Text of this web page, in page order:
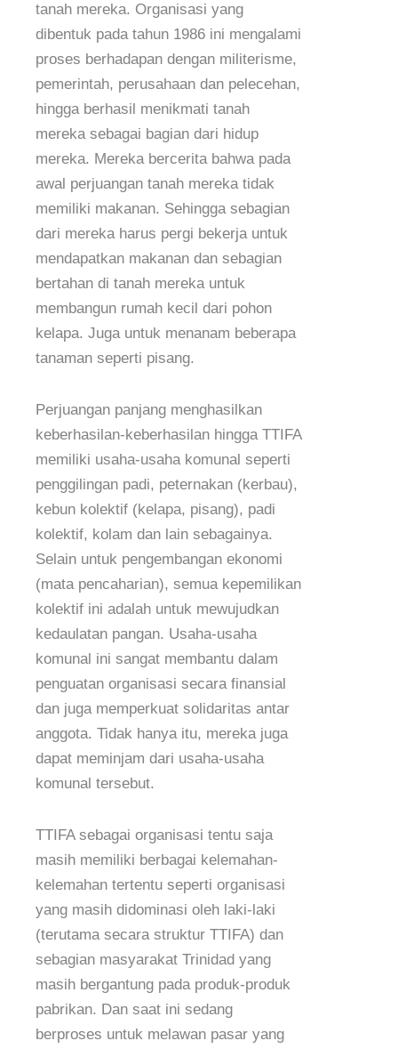
tanah mereka. Organisasi yang
dibentuk pada tahun 1986 ini mengalami
proses berhadapan dengan militerisme,
pemerintah, perusahaan dan pelecehan,
hingga berhasil menikmati tanah
mereka sebagai bagian dari hidup
mereka. Mereka bercerita bahwa pada
awal perjuangan tanah mereka tidak
memiliki makanan. Sehingga sebagian
dari mereka harus pergi bekerja untuk
mendapatkan makanan dan sebagian
bertahan di tanah mereka untuk
membangun rumah kecil dari pohon
kelapa. Juga untuk menanam beberapa
tanaman seperti pisang.
Perjuangan panjang menghasilkan
keberhasilan-keberhasilan hingga TTIFA
memiliki usaha-usaha komunal seperti
penggilingan padi, peternakan (kerbau),
kebun kolektif (kelapa, pisang), padi
kolektif, kolam dan lain sebagainya.
Selain untuk pengembangan ekonomi
(mata pencaharian), semua kepemilikan
kolektif ini adalah untuk mewujudkan
kedaulatan pangan. Usaha-usaha
komunal ini sangat membantu dalam
penguatan organisasi secara finansial
dan juga memperkuat solidaritas antar
anggota. Tidak hanya itu, mereka juga
dapat meminjam dari usaha-usaha
komunal tersebut.
TTIFA sebagai organisasi tentu saja
masih memiliki berbagai kelemahan-
kelemahan tertentu seperti organisasi
yang masih didominasi oleh laki-laki
(terutama secara struktur TTIFA) dan
sebagian masyarakat Trinidad yang
masih bergantung pada produk-produk
pabrikan. Dan saat ini sedang
berproses untuk melawan pasar yang